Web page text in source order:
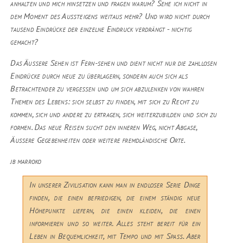
anhalten und mich hinsetzen und fragen warum? Sehe ich nicht in
dem Moment des Aussteigens weitaus mehr? Und wird nicht durch
tausend Eindrücke der einzelne Eindruck verdrängt - nichtig
gemacht?
Das Äussere Sehen ist Fern-sehen und dient nicht nur die zahllosen
Eindrücke durch neue zu überlagern, sondern auch sich als
Betrachtender zu vergessen und um sich abzulenken von wahren
Themen des Lebens: sich selbst zu finden, mit sich zu Recht zu
kommen, sich und andere zu ertragen, sich weiterzubilden und sich zu
formen. Das neue Reisen sucht den inneren Weg, nicht Abgase,
Äußere Gegebenheiten oder weitere fremdländische Orte.
jb marroko
In unserer Zivilisation kann man in endloser Se­­rie Dinge
finden, die einen befriedigen, die einem ständig neue
Höhepunkte liefern, die einen klei­­den, die einen
informieren und so weiter. Alles steht bereit für ein
Leben in Bequemlichkeit, mit Tempo und mit Spaß. Aber